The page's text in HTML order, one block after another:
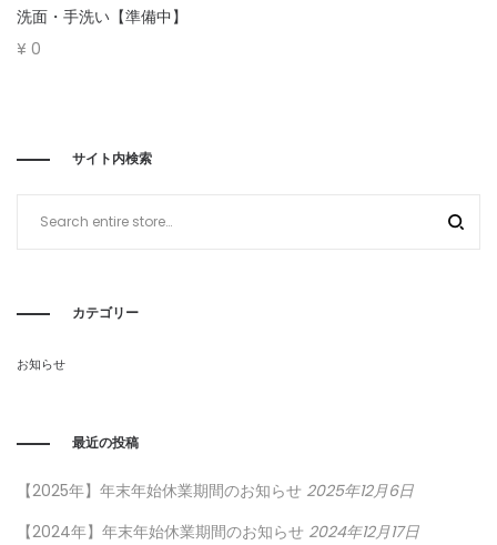
洗面・手洗い【準備中】
¥ 0
サイト内検索
カテゴリー
お知らせ
最近の投稿
【2025年】年末年始休業期間のお知らせ 2025年12月6日
【2024年】年末年始休業期間のお知らせ 2024年12月17日